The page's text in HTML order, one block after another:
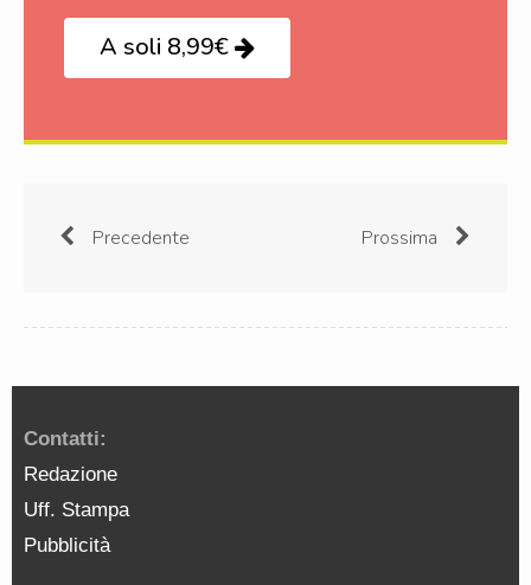
A soli 8,99€
Precedente Prossima
Contatti:
Redazione
Uff. Stampa
Pubblicità